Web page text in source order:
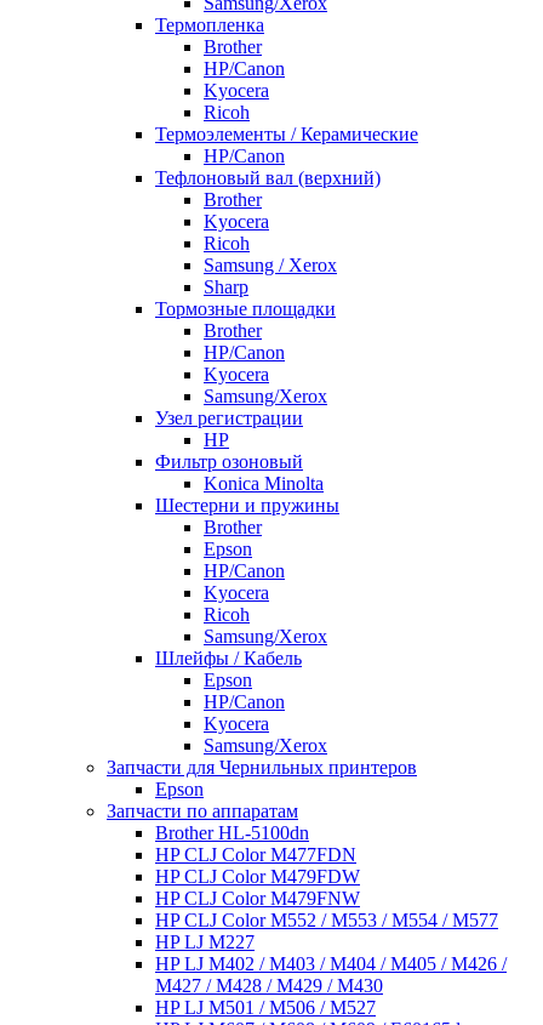
Термопленка
Brother
HP/Canon
Kyocera
Ricoh
Термоэлементы / Керамические
HP/Canon
Тефлоновый вал (верхний)
Brother
Kyocera
Ricoh
Samsung / Xerox
Sharp
Тормозные площадки
Brother
HP/Canon
Kyocera
Samsung/Xerox
Узел регистрации
HP
Фильтр озоновый
Konica Minolta
Шестерни и пружины
Brother
Epson
HP/Canon
Kyocera
Ricoh
Samsung/Xerox
Шлейфы / Кабель
Epson
HP/Canon
Kyocera
Samsung/Xerox
Запчасти для Чернильных принтеров
Epson
Запчасти по аппаратам
Brother HL-5100dn
HP CLJ Color M477FDN
HP CLJ Color M479FDW
HP CLJ Color M479FNW
HP CLJ Color M552 / M553 / M554 / M577
HP LJ M227
HP LJ M402 / M403 / M404 / M405 / M426 /
M427 / M428 / M429 / M430
HP LJ M501 / M506 / M527